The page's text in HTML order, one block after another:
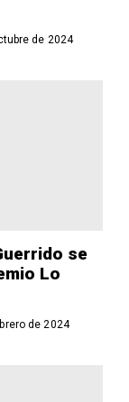
de 2024
se
Lo
de 2024